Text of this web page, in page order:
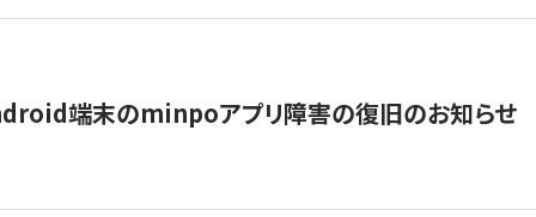
端末のminpoアプリ障害の復旧のお知らせ